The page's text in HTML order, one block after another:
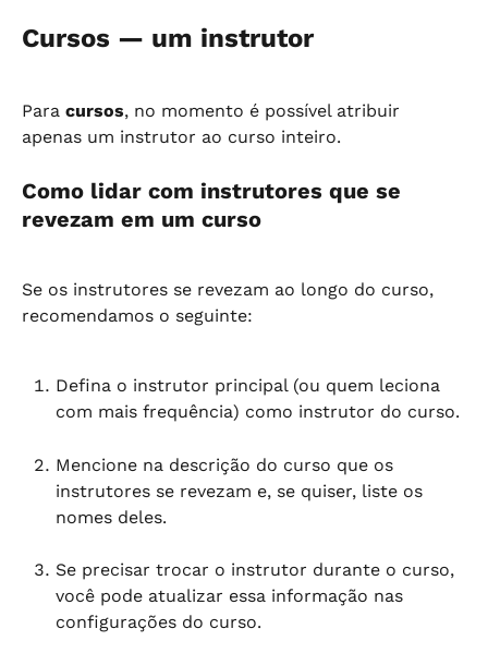
Cursos — um instrutor
Para cursos, no momento é possível atribuir
apenas um instrutor ao curso inteiro.
Como lidar com instrutores que se
revezam em um curso
Se os instrutores se revezam ao longo do curso,
recomendamos o seguinte:
Defina o instrutor principal (ou quem leciona
com mais frequência) como instrutor do curso.
Mencione na descrição do curso que os
instrutores se revezam e, se quiser, liste os
nomes deles.
Se precisar trocar o instrutor durante o curso,
você pode atualizar essa informação nas
configurações do curso.